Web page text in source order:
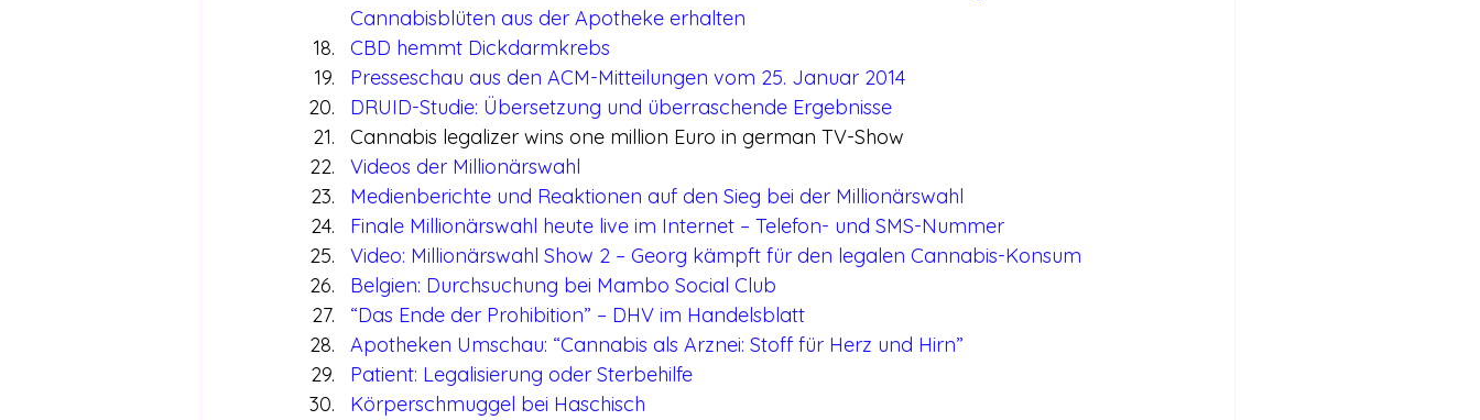
Cannabisblüten aus der Apotheke erhalten
CBD hemmt Dickdarmkrebs
Presseschau aus den ACM-Mitteilungen vom 25. Januar 2014
DRUID-Studie: Übersetzung und überraschende Ergebnisse
Cannabis legalizer wins one million Euro in german TV-Show
Videos der Millionärswahl
Medienberichte und Reaktionen auf den Sieg bei der Millionärswahl
Finale Millionärswahl heute live im Internet – Telefon- und SMS-Nummer
Video: Millionärswahl Show 2 – Georg kämpft für den legalen Cannabis-Konsum
Belgien: Durchsuchung bei Mambo Social Club
“Das Ende der Prohibition” – DHV im Handelsblatt
Apotheken Umschau: “Cannabis als Arznei: Stoff für Herz und Hirn”
Patient: Legalisierung oder Sterbehilfe
Körperschmuggel bei Haschisch